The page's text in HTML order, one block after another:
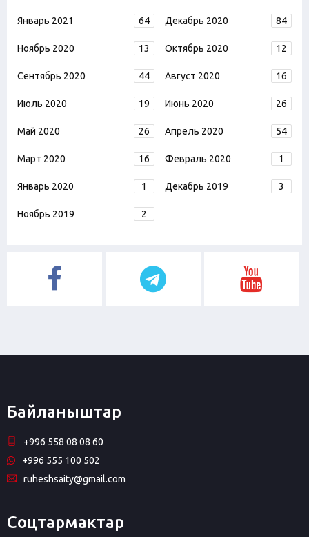
Январь 2021 64 Декабрь 2020 84
Ноябрь 2020 13 Октябрь 2020 12
Сентябрь 2020 44 Август 2020 16
Июль 2020 19 Июнь 2020 26
Май 2020 26 Апрель 2020 54
Март 2020 16 Февраль 2020 1
Январь 2020 1 Декабрь 2019 3
Ноябрь 2019 2
Байланыштар
+996 558 08 08 60
+996 555 100 502
ruheshsaity@gmail.com
Соцтармактар